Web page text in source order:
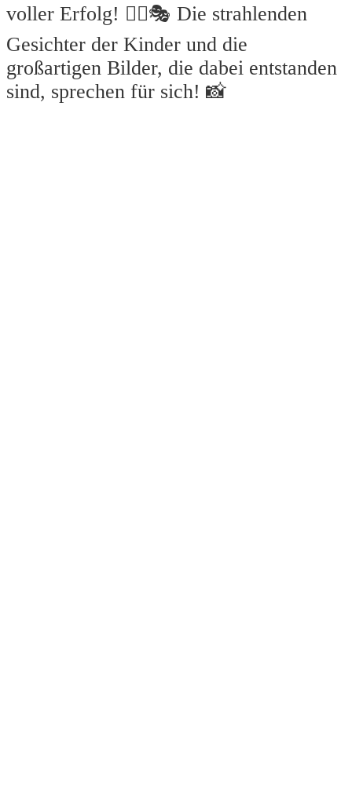
voller Erfolg! 🤸‍♂️🎭 Die strahlenden
Gesichter der Kinder und die
großartigen Bilder, die dabei entstanden
sind, sprechen für sich! 📸